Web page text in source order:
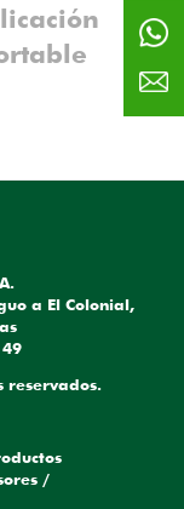
a El Colonial,
reservados.
/